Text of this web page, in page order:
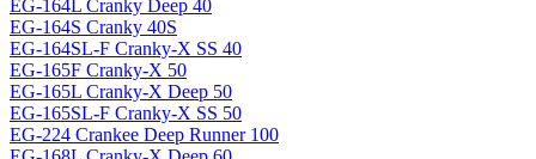
EG-164L Cranky Deep 40
EG-164S Cranky 40S
EG-164SL-F Cranky-X SS 40
EG-165F Cranky-X 50
EG-165L Cranky-X Deep 50
EG-165SL-F Cranky-X SS 50
EG-224 Crankee Deep Runner 100